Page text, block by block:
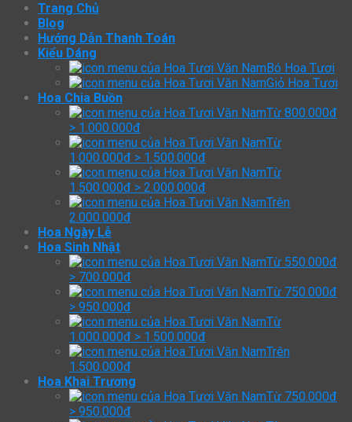
Trang Chủ
Blog
Hướng Dẫn Thanh Toán
Kiểu Dáng
Bó Hoa Tươi
Giỏ Hoa Tươi
Hoa Chia Buồn
Từ 800.000đ
> 1.000.000đ
Từ
1.000.000đ > 1.500.000đ
Từ
1.500.000đ > 2.000.000đ
Trên
2.000.000đ
Hoa Ngày Lễ
Hoa Sinh Nhật
Từ 550.000đ
> 700.000đ
Từ 750.000đ
> 950.000đ
Từ
1.000.000đ > 1.500.000đ
Trên
1.500.000đ
Hoa Khai Trương
Từ 750.000đ
> 950.000đ